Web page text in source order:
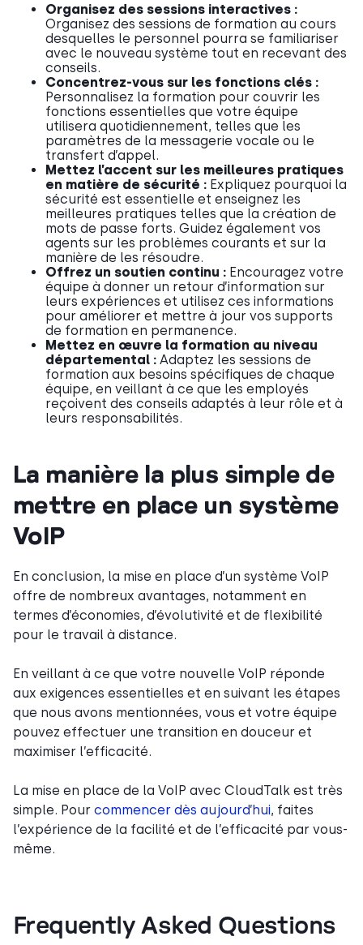
Organisez des sessions interactives :
Organisez des sessions de formation au cours
desquelles le personnel pourra se familiariser
avec le nouveau système tout en recevant des
conseils.
Concentrez-vous sur les fonctions clés :
Personnalisez la formation pour couvrir les
fonctions essentielles que votre équipe
utilisera quotidiennement, telles que les
paramètres de la messagerie vocale ou le
transfert d’appel.
Mettez l’accent sur les meilleures pratiques
en matière de sécurité : Expliquez pourquoi la
sécurité est essentielle et enseignez les
meilleures pratiques telles que la création de
mots de passe forts. Guidez également vos
agents sur les problèmes courants et sur la
manière de les résoudre.
Offrez un soutien continu : Encouragez votre
équipe à donner un retour d’information sur
leurs expériences et utilisez ces informations
pour améliorer et mettre à jour vos supports
de formation en permanence.
Mettez en œuvre la formation au niveau
départemental : Adaptez les sessions de
formation aux besoins spécifiques de chaque
équipe, en veillant à ce que les employés
reçoivent des conseils adaptés à leur rôle et à
leurs responsabilités.
La manière la plus simple de
mettre en place un système
VoIP
En conclusion, la mise en place d’un système VoIP
offre de nombreux avantages, notamment en
termes d’économies, d’évolutivité et de flexibilité
pour le travail à distance.
En veillant à ce que votre nouvelle VoIP réponde
aux exigences essentielles et en suivant les étapes
que nous avons mentionnées, vous et votre équipe
pouvez effectuer une transition en douceur et
maximiser l’efficacité.
La mise en place de la VoIP avec CloudTalk est très
simple. Pour commencer dès aujourd’hui, faites
l’expérience de la facilité et de l’efficacité par vous-
même.
Frequently Asked Questions